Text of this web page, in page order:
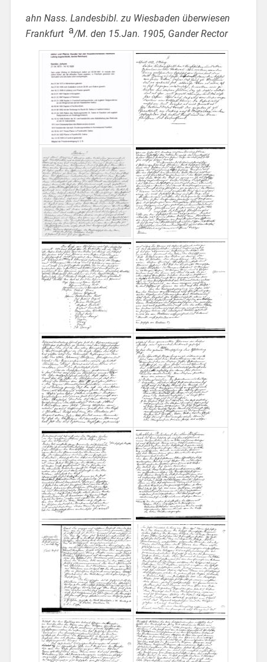
ahn Nass. Landesbibl. zu Wiesbaden überwiesen
Frankfurta/M. den 15.Jan. 1905, Gander Rector